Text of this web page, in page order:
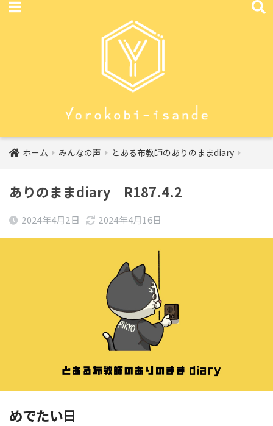
ホーム みんなの声 とある布教師のありのままdiary
ありのままdiary R187.4.2
2024年4月2日 2024年4月16日
めでたい日